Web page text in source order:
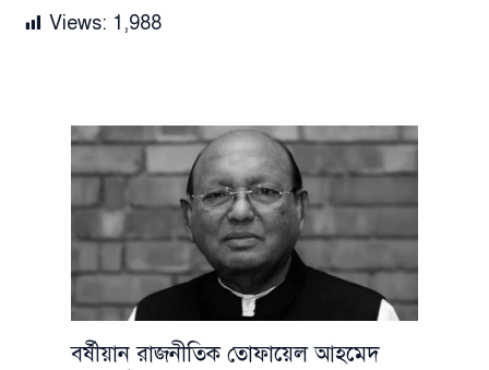
Views: 1,988
বর্ষীয়ান রাজনীতিক তোফায়েল আহমেদ